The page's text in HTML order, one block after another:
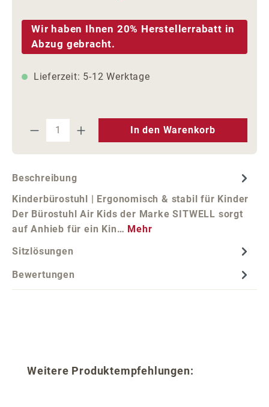
Wir haben Ihnen 20% Herstellerrabatt in
Abzug gebracht.
Lieferzeit: 5-12 Werktage
Produkt Anzahl: Gib den
In den Warenkorb
Beschreibung
Kinderbürostuhl | Ergonomisch & stabil für Kinder
Der Bürostuhl Air Kids der Marke SITWELL sorgt
auf Anhieb für ein Kin… Mehr
Sitzlösungen
Bewertungen
Produktgalerie überspringen
Weitere Produktempfehlungen: